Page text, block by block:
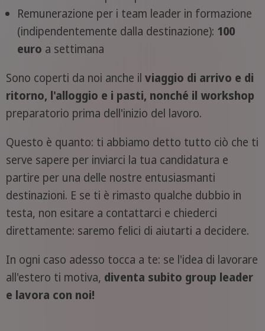
Remunerazione per i team leader in formazione
(indipendentemente dalla destinazione): 100
euro a settimana
Sono coperti da noi anche il viaggio di arrivo e di
ritorno, l'alloggio e i pasti, nonché il workshop
preparatorio prima dell'inizio del lavoro.
Questo è quanto: ti abbiamo detto tutto ciò che ti
serve sapere per inviarci la tua candidatura e
partire per una delle nostre entusiasmanti
destinazioni. E se ti è rimasto qualche dubbio in
testa, non esitare a contattarci e chiederci
direttamente: saremo felici di aiutarti a decidere.
In ogni caso adesso tocca a te: se l'idea di lavorare
all'estero ti motiva, diventa subito group leader
e lavora con noi!